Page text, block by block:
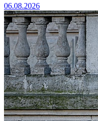
06.08.2026